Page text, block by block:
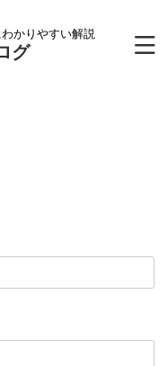
かりやすい解説
グ